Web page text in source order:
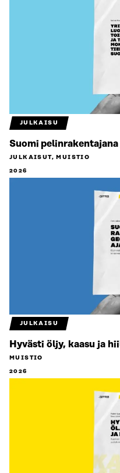
JULKAISU
Suomi pelinrakentajana
JULKAISUT, MUISTIO
2026
JULKAISU
Hyvästi öljy, kaasu ja
MUISTIO
2026